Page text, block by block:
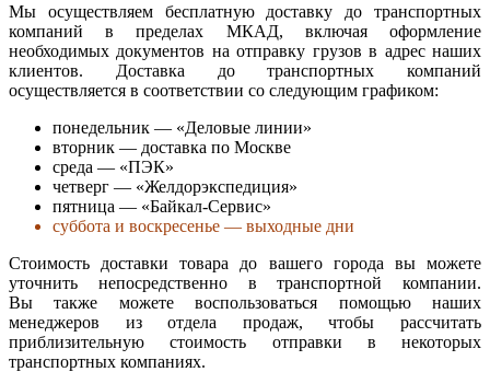
Мы осуществляем бесплатную доставку до транспортных
компаний в пределах МКАД, включая оформление
необходимых документов на отправку грузов в адрес наших
клиентов. Доставка до транспортных компаний
осуществляется в соответствии со следующим графиком:
понедельник — «Деловые линии»
вторник — доставка по Москве
среда — «ПЭК»
четверг — «Желдорэкспедиция»
пятница — «Байкал-Сервис»
суббота и воскресенье — выходные дни
Стоимость доставки товара до вашего города вы можете
уточнить непосредственно в транспортной компании.
Вы также можете воспользоваться помощью наших
менеджеров из отдела продаж, чтобы рассчитать
приблизительную стоимость отправки в некоторых
транспортных компаниях.